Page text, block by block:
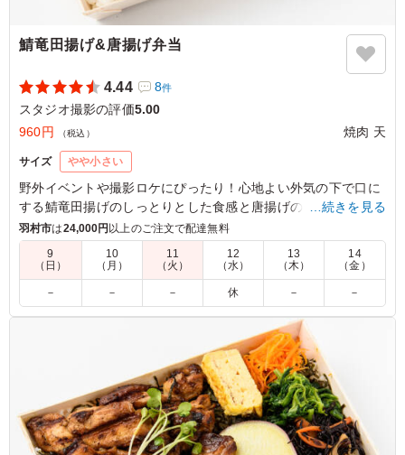
鯖竜田揚げ&唐揚げ弁当
4.44 8件
スタジオ撮影の評価5.00
960円
（税込） 焼肉 天
サイズ やや小さい
野外イベントや撮影ロケにぴったり！心地よい外気の下で口に
する鯖竜田揚げのしっとりとした食感と唐揚げのジューシーさ
は格別。アスパラの塩焼きと共に味わう、素朴な味付けが癒し
を与えてくれます。さらに彩り豊かなひじき煮や人参ナムルが
お口の中で広がり、満足感を一層引き立てます。
5.0
大好きな鯖と唐揚げが一度に味わえる贅沢なお弁当。鯖は
旨味が凝縮されていて、唐揚げは冷めてもジューシーさが
保たれています。ボリューム満点でお腹いっぱい、元気が
もらえる大満足のメニューでした。
ご利用シーン：ロケ・撮影›スタジオ撮影
東京都世田谷区野沢2026/06/15
…続きを見る
羽村市は24,000円以上のご注文で配達無料
9
（日）
10
（月）
11
（火）
12
（水）
13
（木）
14
（金）
－ － － 休 － －